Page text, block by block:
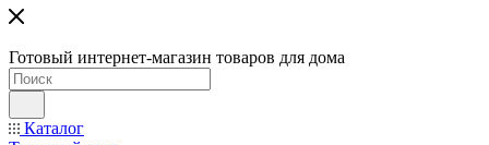
Готовый интернет-магазин товаров для дома
Каталог